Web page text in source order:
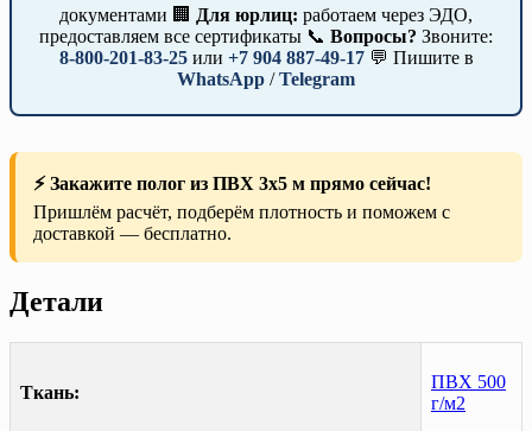
документами 🏢 Для юрлиц: работаем через ЭДО,
предоставляем все сертификаты 📞 Вопросы? Звоните:
8-800-201-83-25или +7 904 887-49-17💬 Пишите в
WhatsApp /Telegram
⚡ Закажите полог из ПВХ 3х5 м прямо сейчас!
Пришлём расчёт, подберём плотность и поможем с
доставкой — бесплатно.
Детали
Ткань:
ПВХ 500
г/м2